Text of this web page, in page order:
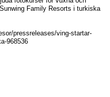
Family Resorts i turkiska
pressreleases/ving-startar-
968536